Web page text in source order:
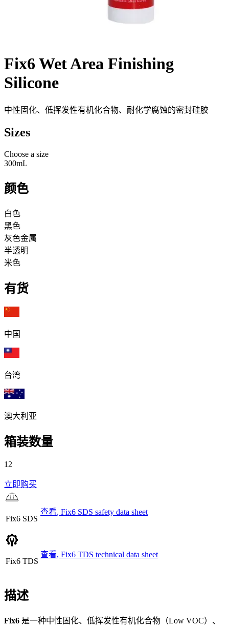
Fix6 Wet Area Finishing
Silicone
中性固化、低挥发性有机化合物、耐化学腐蚀的密封硅胶
Sizes
Choose a size
300mL
颜色
白色
黑色
灰色金属
半透明
米色
有货
中国
台湾
澳大利亚
箱装数量
12
立即购买
Fix6 SDS
查看, Fix6 SDS safety data sheet
Fix6 TDS
查看, Fix6 TDS technical data sheet
描述
Fix6 是一种中性固化、低挥发性有机化合物（Low VOC）、